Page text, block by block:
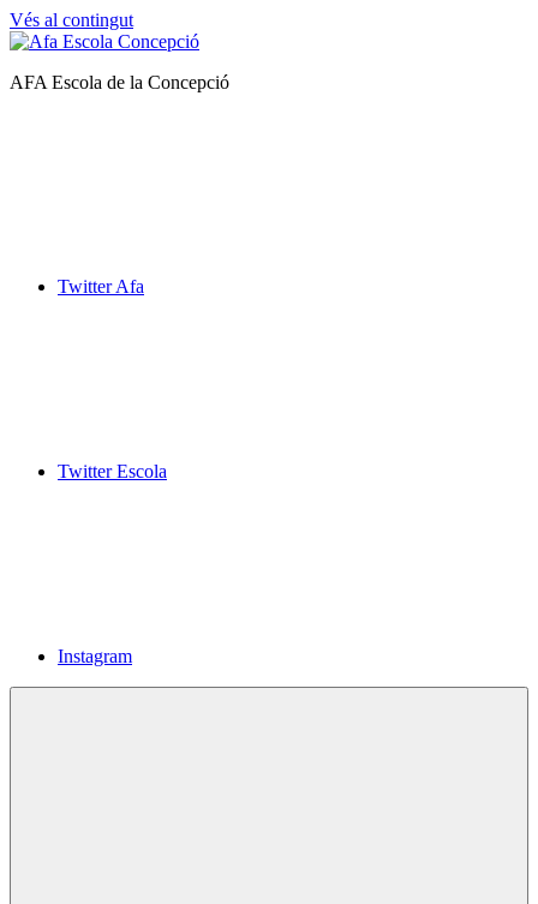
Vés al contingut
Afa
AFA Escola de la Concepció
Twitter Afa
Twitter Escola
Instagram